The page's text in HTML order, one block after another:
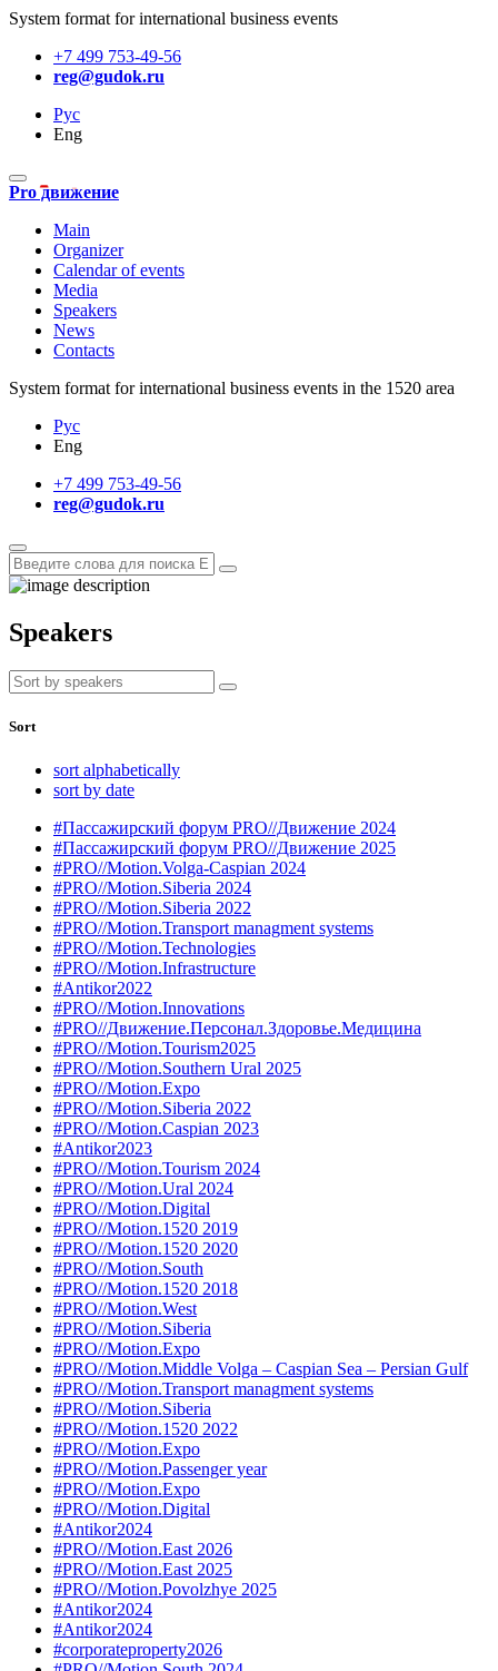
System format for international business events
+7 499 753-49-56
reg@gudok.ru
Рус
Eng
Pro движение
Main
Organizer
Calendar of events
Media
Speakers
News
Contacts
System format for international business events in the 1520 area
Рус
Eng
+7 499 753-49-56
reg@gudok.ru
Speakers
Sort
sort alphabetically
sort by date
#Пассажирский форум PRO//Движение 2024
#Пассажирский форум PRO//Движение 2025
#PRO//Motion.Volga-Caspian 2024
#PRO//Motion.Siberia 2024
#PRO//Motion.Siberia 2022
#PRO//Motion.Transport managment systems
#PRO//Motion.Technologies
#PRO//Motion.Infrastructure
#Antikor2022
#PRO//Motion.Innovations
#PRO//Движение.Персонал.Здоровье.Медицина
#PRO//Motion.Tourism2025
#PRO//Motion.Southern Ural 2025
#PRO//Motion.Expo
#PRO//Motion.Siberia 2022
#PRO//Motion.Caspian 2023
#Antikor2023
#PRO//Motion.Tourism 2024
#PRO//Motion.Ural 2024
#PRO//Motion.Digital
#PRO//Motion.1520 2019
#PRO//Motion.1520 2020
#PRO//Motion.South
#PRO//Motion.1520 2018
#PRO//Motion.West
#PRO//Motion.Siberia
#PRO//Motion.Expo
#PRO//Motion.Middle Volga – Caspian Sea – Persian Gulf
#PRO//Motion.Transport managment systems
#PRO//Motion.Siberia
#PRO//Motion.1520 2022
#PRO//Motion.Expo
#PRO//Motion.Passenger year
#PRO//Motion.Expo
#PRO//Motion.Digital
#Antikor2024
#PRO//Motion.East 2026
#PRO//Motion.East 2025
#PRO//Motion.Povolzhye 2025
#Antikor2024
#Antikor2024
#corporateproperty2026